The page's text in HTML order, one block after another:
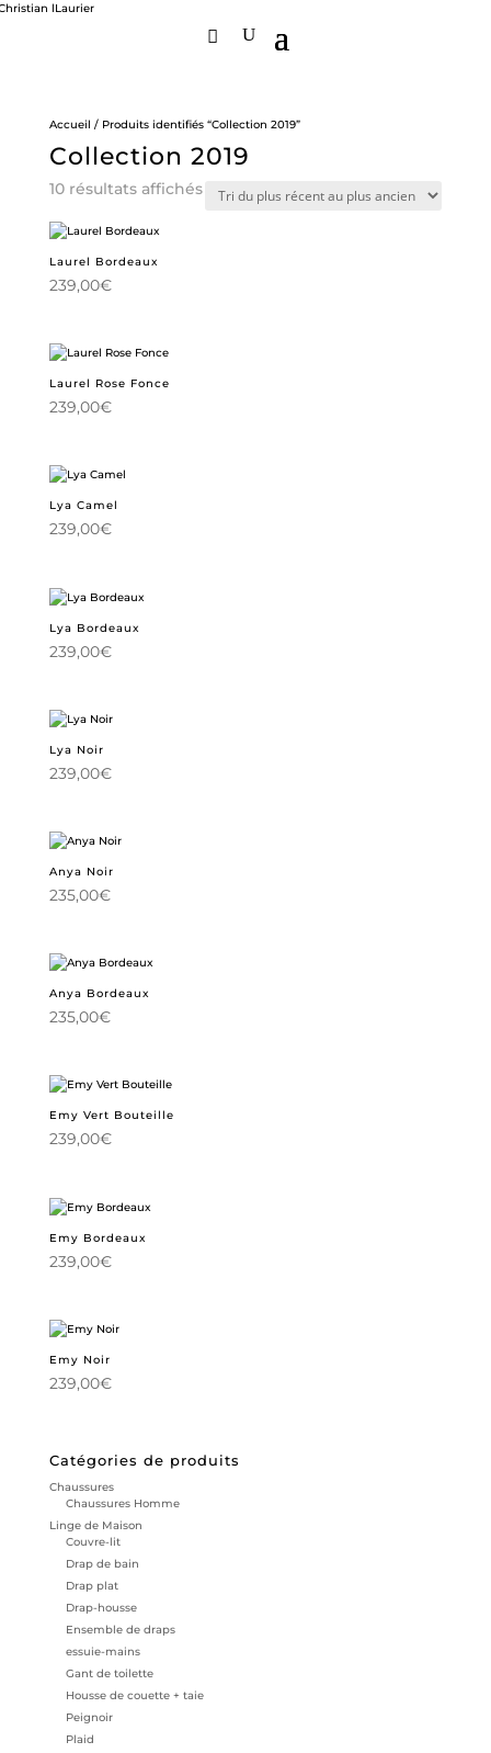
Accueil / Produits identifiés “Collection 2019”
Collection 2019
10 résultats affichésTrié
du
Laurel Bordeaux
239,00€
Laurel Rose Fonce
239,00€
Lya Camel
239,00€
Lya Bordeaux
239,00€
Lya Noir
239,00€
Anya Noir
235,00€
Anya Bordeaux
235,00€
Emy Vert Bouteille
239,00€
Emy Bordeaux
239,00€
Emy Noir
239,00€
Catégories de produits
Chaussures
Chaussures Homme
Linge de Maison
Couvre-lit
Drap de bain
Drap plat
Drap-housse
Ensemble de draps
essuie-mains
Gant de toilette
Housse de couette + taie
Peignoir
Plaid